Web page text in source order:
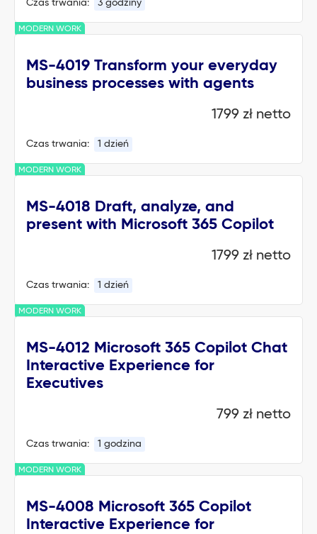
Czas trwania: 3 godziny
MODERN WORK
MS-4019 Transform your everyday
business processes with agents
1799 zł netto
Czas trwania: 1 dzień
MODERN WORK
MS-4018 Draft, analyze, and
present with Microsoft 365 Copilot
1799 zł netto
Czas trwania: 1 dzień
MODERN WORK
MS-4012 Microsoft 365 Copilot Chat
Interactive Experience for
Executives
799 zł netto
Czas trwania: 1 godzina
MODERN WORK
MS-4008 Microsoft 365 Copilot
Interactive Experience for